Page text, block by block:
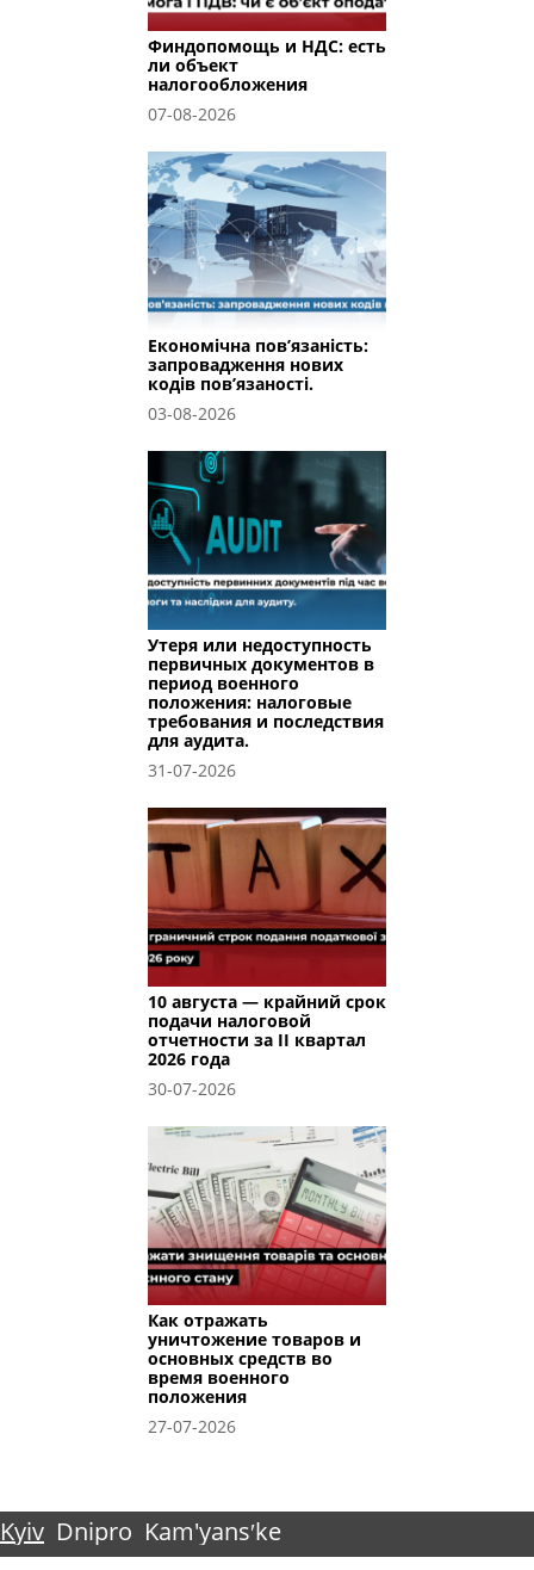
Финдопомощь и НДС: есть
ли объект
налогообложения
07-08-2026
Економічна пов’язаність:
запровадження нових
кодів пов’язаності.
03-08-2026
Утеря или недоступность
первичных документов в
период военного
положения: налоговые
требования и последствия
для аудита.
31-07-2026
10 августа — крайний срок
подачи налоговой
отчетности за II квартал
2026 года
30-07-2026
Как отражать
уничтожение товаров и
основных средств во
время военного
положения
27-07-2026
Kyiv Dnipro Kam'yansʹke